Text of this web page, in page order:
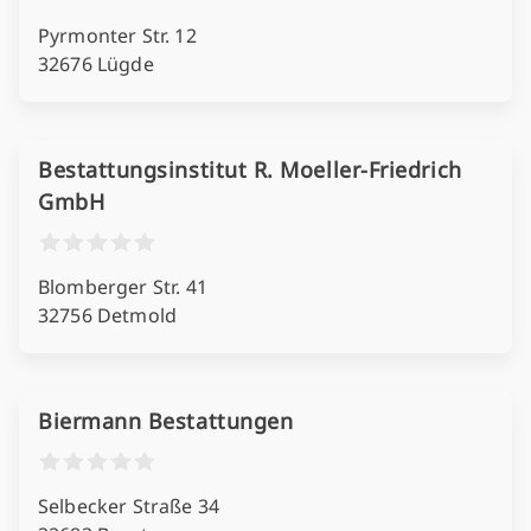
Pyrmonter Str. 12
32676 Lügde
Bestattungsinstitut R. Moeller-Friedrich
GmbH
Blomberger Str. 41
32756 Detmold
Biermann Bestattungen
Selbecker Straße 34